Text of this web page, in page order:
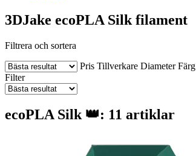
3DJake ecoPLA Silk filament
Filtrera och sortera
Pris Tillverkare Diameter Färg
Filter
ecoPLA Silk 👑: 11 artiklar